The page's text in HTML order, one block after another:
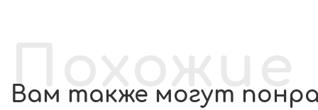
Похожие
Вам также могут